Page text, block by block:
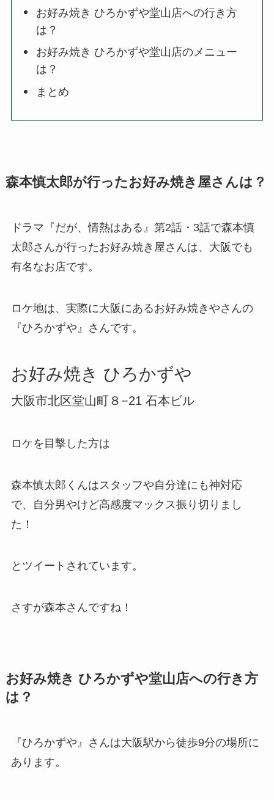
お好み焼き ひろかずや堂山店への行き方
は？
お好み焼き ひろかずや堂山店のメニュー
は？
まとめ
森本慎太郎が行ったお好み焼き屋さんは？
ドラマ『だが、情熱はある』第2話・3話で森本慎
太郎さんが行ったお好み焼き屋さんは、大阪でも
有名なお店です。
ロケ地は、実際に大阪にあるお好み焼きやさんの
『ひろかずや』さんです。
お好み焼き ひろかずや
大阪市北区堂山町８−21 石本ビル
ロケを目撃した方は
森本慎太郎くんはスタッフや自分達にも神対応
で、自分男やけど高感度マックス振り切りまし
た！
とツイートされています。
さすが森本さんですね！
お好み焼き ひろかずや堂山店への行き方
は？
『ひろかずや 』さんは大阪駅から徒歩9分の場所に
あります。